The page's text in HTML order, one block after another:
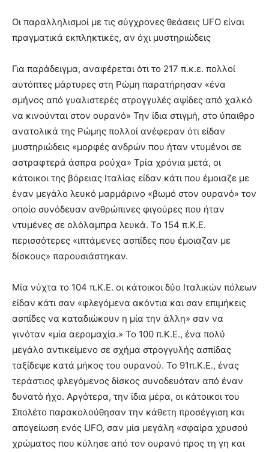
Οι παραλληλισμοί με τις σύγχρονες θεάσεις UFO είναι
πραγματικά εκπληκτικές, αν όχι μυστηριώδεις
Για παράδειγμα, αναφέρεται ότι το 217 π.κ.ε. πολλοί
αυτόπτες μάρτυρες στη Ρώμη παρατήρησαν «ένα
σμήνος από γυαλιστερές στρογγυλές αψίδες από χαλκό
να κινούνται στον ουρανό» Την ίδια στιγμή, στο ύπαιθρο
ανατολικά της Ρώμης πολλοί ανέφεραν ότι είδαν
μυστηριώδεις «μορφές ανδρών που ήταν ντυμένοι σε
αστραφτερά άσπρα ρούχα» Τρία χρόνια μετά, οι
κάτοικοι της βόρειας Ιταλίας είδαν κάτι που έμοιαζε με
έναν μεγάλο λευκό μαρμάρινο «βωμό στον ουρανό» τον
οποίο συνόδευαν ανθρώπινες φιγούρες που ήταν
ντυμένες σε ολόλαμπρα λευκά. Το 154 π.Κ.Ε.
περισσότερες «ιπτάμενες ασπίδες που έμοιαζαν με
δίσκους» παρουσιάστηκαν.
Μία νύχτα το 104 π.Κ.Ε. οι κάτοικοι δύο Ιταλικών πόλεων
είδαν κάτι σαν «φλεγόμενα ακόντια και σαν επιμήκεις
ασπίδες να καταδιώκουν η μία την άλλη» σαν να
γινόταν «μία αερομαχία.» Το 100 π.Κ.Ε., ένα πολύ
μεγάλο αντικείμενο σε σχήμα στρογγυλής ασπίδας
ταξίδεψε κατά μήκος του ουρανού. Το 91π.Κ.Ε., ένας
τεράστιος φλεγόμενος δίσκος συνοδευόταν από έναν
δυνατό ήχο. Αργότερα, την ίδια μέρα, οι κάτοικοι του
Σπολέτο παρακολούθησαν την κάθετη προσέγγιση και
απογείωση ενός UFO, σαν μία μεγάλη «σφαίρα χρυσού
χρώματος που κύλησε από τον ουρανό προς τη γη και